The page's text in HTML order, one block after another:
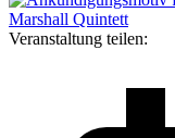
Veranstaltung teilen: